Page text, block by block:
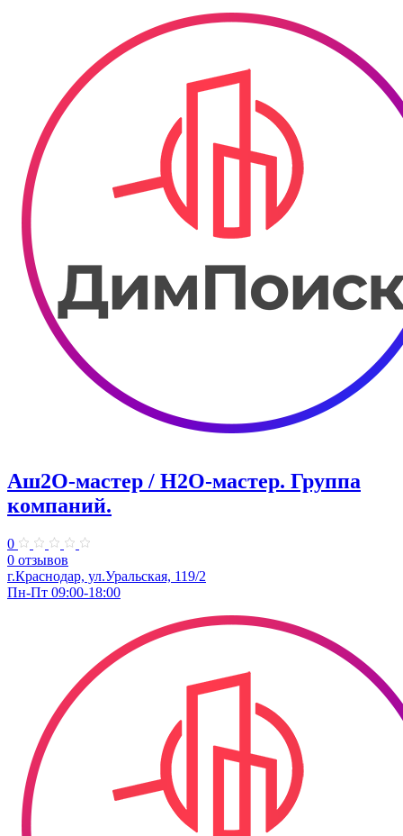
Аш2О-мастер / H2O-мастер. Группа
компаний.
0
0 отзывов
г.Краснодар, ул.Уральская, 119/2
Пн-Пт 09:00-18:00